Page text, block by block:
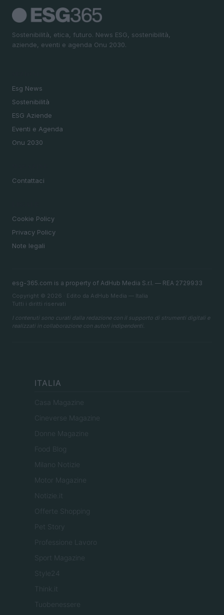
Sostenibilità, etica, futuro. News ESG, sostenibilità,
aziende, eventi e agenda Onu 2030.
Esg News
Sostenibilità
ESG Aziende
Eventi e Agenda
Onu 2030
Contattaci
Cookie Policy
Privacy Policy
Note legali
esg-365.com is a property of AdHub Media S.r.l. — REA 2729933
Copyright © 2026 · Edito da AdHub Media — Italia
Tutti i diritti riservati
I contenuti sono curati dalla redazione con il supporto di strumenti digitali e
realizzati in collaborazione con autori indipendenti.
ITALIA
Casa Magazine
Cineverse Magazine
Donne Magazine
Food Blog
Milano Notizie
Motor Magazine
Notizie.it
Offerte Shopping
Pet Story
Professione Lavoro
Sport Magazine
Style24
Think.it
Tuobenessere